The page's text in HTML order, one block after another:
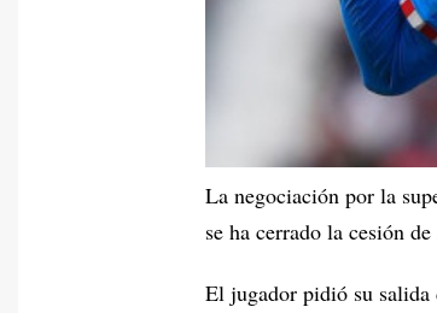
La negociación por la
se ha cerrado la cesión
El jugador pidió su salida